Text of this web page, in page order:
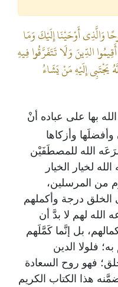
أَوْحَيْنَا إِلَيْكَ وَمَا
الدِّينَ وَلَا تَتَفَرَّقُوا فِيهِ
يَجْتَبِي إِلَيْهِ مَنْ يَشَاءُ
بها على عباده أنْ
وأزكاها
الله للمصطَفَيْن
لخيار الخيار
من المرسلين،
الخلق درجة وأكملهم
لهم لا بدَّ أن
بل إنَّما كَمَّلَهم
فلولا الدين
فهو روح السعادة
هذا الكتاب الكريم